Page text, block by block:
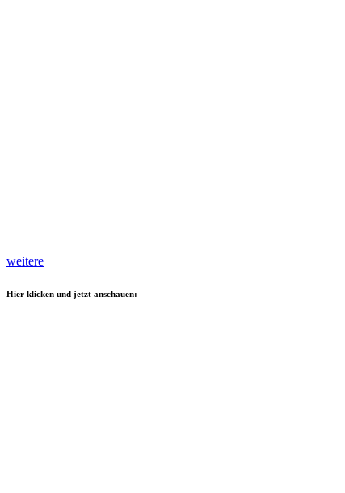
weitere
Hier klicken und jetzt anschauen: